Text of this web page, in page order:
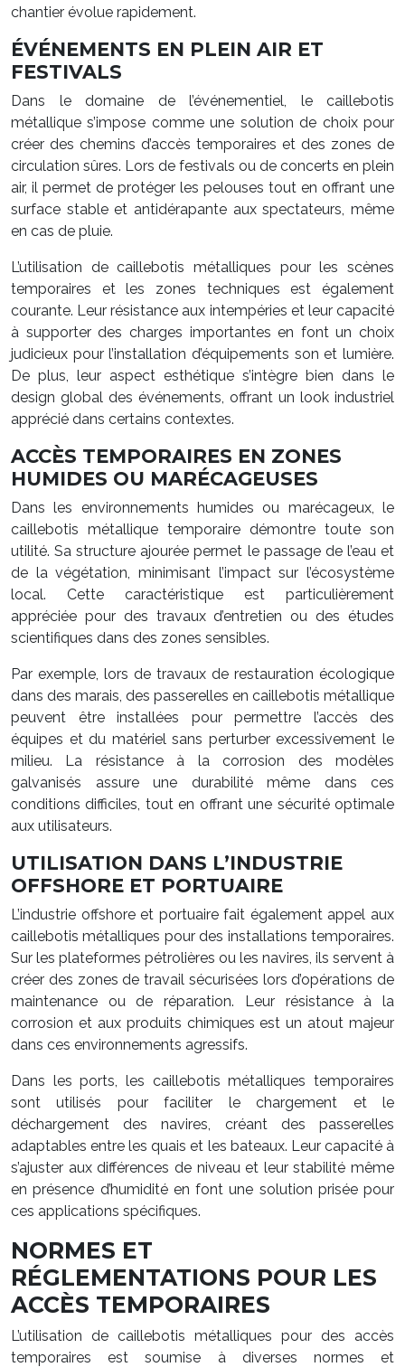
chantier évolue rapidement.
ÉVÉNEMENTS EN PLEIN AIR ET
FESTIVALS
Dans le domaine de l’événementiel, le caillebotis
métallique s’impose comme une solution de choix pour
créer des chemins d’accès temporaires et des zones de
circulation sûres. Lors de festivals ou de concerts en plein
air, il permet de protéger les pelouses tout en offrant une
surface stable et antidérapante aux spectateurs, même
en cas de pluie.
L’utilisation de caillebotis métalliques pour les scènes
temporaires et les zones techniques est également
courante. Leur résistance aux intempéries et leur capacité
à supporter des charges importantes en font un choix
judicieux pour l’installation d’équipements son et lumière.
De plus, leur aspect esthétique s’intègre bien dans le
design global des événements, offrant un look industriel
apprécié dans certains contextes.
ACCÈS TEMPORAIRES EN ZONES
HUMIDES OU MARÉCAGEUSES
Dans les environnements humides ou marécageux, le
caillebotis métallique temporaire démontre toute son
utilité. Sa structure ajourée permet le passage de l’eau et
de la végétation, minimisant l’impact sur l’écosystème
local. Cette caractéristique est particulièrement
appréciée pour des travaux d’entretien ou des études
scientifiques dans des zones sensibles.
Par exemple, lors de travaux de restauration écologique
dans des marais, des passerelles en caillebotis métallique
peuvent être installées pour permettre l’accès des
équipes et du matériel sans perturber excessivement le
milieu. La résistance à la corrosion des modèles
galvanisés assure une durabilité même dans ces
conditions difficiles, tout en offrant une sécurité optimale
aux utilisateurs.
UTILISATION DANS L’INDUSTRIE
OFFSHORE ET PORTUAIRE
L’industrie offshore et portuaire fait également appel aux
caillebotis métalliques pour des installations temporaires.
Sur les plateformes pétrolières ou les navires, ils servent à
créer des zones de travail sécurisées lors d’opérations de
maintenance ou de réparation. Leur résistance à la
corrosion et aux produits chimiques est un atout majeur
dans ces environnements agressifs.
Dans les ports, les caillebotis métalliques temporaires
sont utilisés pour faciliter le chargement et le
déchargement des navires, créant des passerelles
adaptables entre les quais et les bateaux. Leur capacité à
s’ajuster aux différences de niveau et leur stabilité même
en présence d’humidité en font une solution prisée pour
ces applications spécifiques.
NORMES ET
RÉGLEMENTATIONS POUR LES
ACCÈS TEMPORAIRES
L’utilisation de caillebotis métalliques pour des accès
temporaires est soumise à diverses normes et